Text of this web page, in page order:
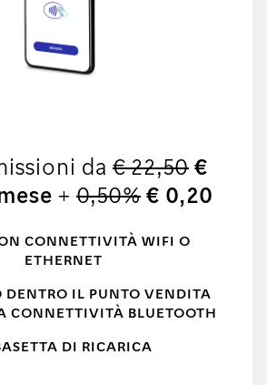
da € 22,50 €
+ 0,50% € 0,20
CONNETTIVITÀ WIFI O
ETHERNET
DENTRO IL PUNTO VENDITA
CONNETTIVITÀ BLUETOOTH
DI RICARICA